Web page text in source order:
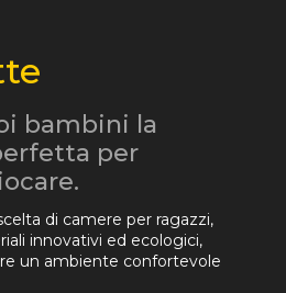
bambini la
per
di camere per ragazzi,
innovativi ed ecologici,
un ambiente confortevole